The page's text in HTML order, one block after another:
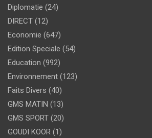
Diplomatie (24)
DIRECT (12)
Economie (647)
Edition Speciale (54)
Education (992)
Environnement (123)
Faits Divers (40)
GMS MATIN (13)
GMS SPORT (20)
GOUDI KOOR (1)